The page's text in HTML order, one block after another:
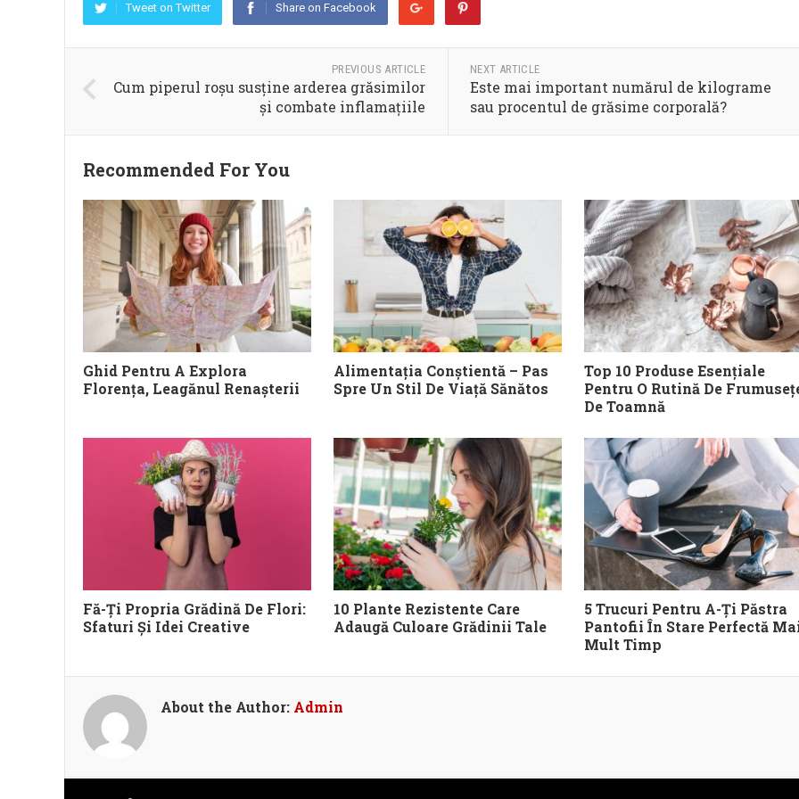
Tweet on Twitter Share on Facebook
PREVIOUS ARTICLE
Cum piperul roșu susține arderea grăsimilor
și combate inflamațiile
NEXT ARTICLE
Este mai important numărul de kilograme
sau procentul de grăsime corporală?
Recommended For You
Ghid Pentru A Explora
Florența, Leagănul Renașterii
Alimentația Conștientă – Pas
Spre Un Stil De Viață Sănătos
Top 10 Produse Esențiale
Pentru O Rutină De
De Toamnă
Fă-Ți Propria Grădină De Flori:
Sfaturi Și Idei Creative
10 Plante Rezistente Care
Adaugă Culoare Grădinii Tale
5 Trucuri Pentru A-Ți Păstra
Pantofii În Stare Perfectă
Mult Timp
About the Author: Admin